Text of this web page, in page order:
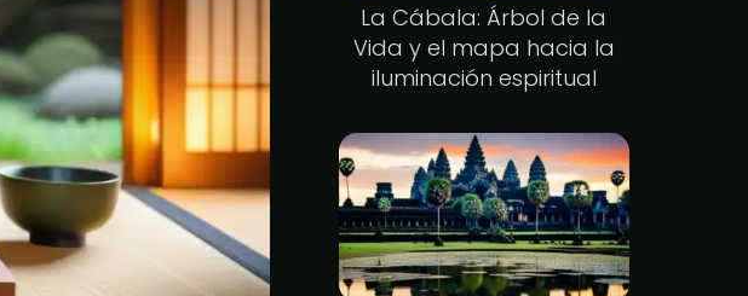
La Cábala: Árbol de la
Vida y el mapa hacia la
iluminación espiritual